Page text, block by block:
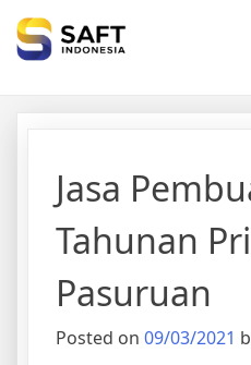
Solisi Perjakan Anda
Jasa
Tahunan
Pasuruan
Posted on 09/03/2021